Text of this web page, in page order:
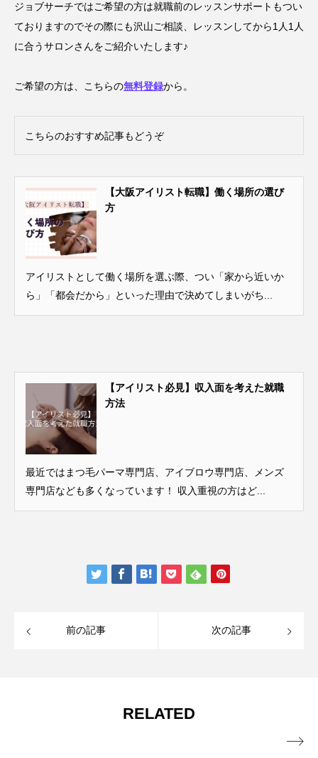
ジョブサーチではご希望の方は就職前のレッスンサポートもつい
ておりますのでその際にも沢山ご相談、レッスンしてから1人1人
に合うサロンさんをご紹介いたします♪
ご希望の方は、こちらの無料登録から。
こちらのおすすめ記事もどうぞ
【大阪アイリスト転職】働く場所の選び
方
アイリストとして働く場所を選ぶ際、つい「家から近いか
ら」「都会だから」といった理由で決めてしまいがち...
【アイリスト必見】収入面を考えた就職
方法
最近ではまつ毛パーマ専門店、アイブロウ専門店、メンズ
専門店なども多くなっています！ 収入重視の方はど...
前の記事 次の記事
RELATED
